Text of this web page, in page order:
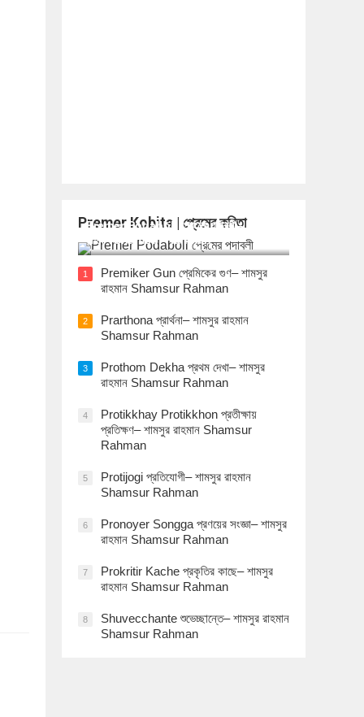
Premer Kobita | প্রেমের কবিতা
Premer Podaboli প্রেমের পদাবলী– শামসুর
রাহমান Shamsur Rahman
1
Premiker Gun প্রেমিকের গুণ– শামসুর
রাহমান Shamsur Rahman
2
Prarthona প্রার্থনা– শামসুর রাহমান
Shamsur Rahman
3
Prothom Dekha প্রথম দেখা– শামসুর
রাহমান Shamsur Rahman
4
Protikkhay Protikkhon প্রতীক্ষায়
প্রতিক্ষণ– শামসুর রাহমান Shamsur
Rahman
5
Protijogi প্রতিযোগী– শামসুর রাহমান
Shamsur Rahman
6
Pronoyer Songga প্রণয়ের সংজ্ঞা– শামসুর
রাহমান Shamsur Rahman
7
Prokritir Kache প্রকৃতির কাছে– শামসুর
রাহমান Shamsur Rahman
8
Shuvecchante শুভেচ্ছান্তে– শামসুর রাহমান
Shamsur Rahman